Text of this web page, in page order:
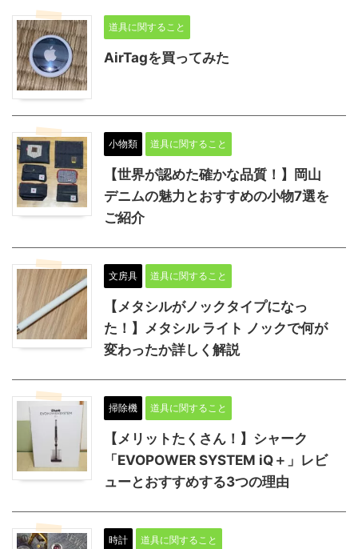
道具に関すること
AirTagを買ってみた
小物類 道具に関すること
【世界が認めた確かな品質！】岡山
デニムの魅力とおすすめの小物7選を
ご紹介
文房具 道具に関すること
【メタシルがノックタイプになっ
た！】メタシル ライト ノックで何が
変わったか詳しく解説
掃除機 道具に関すること
【メリットたくさん！】シャーク
「EVOPOWER SYSTEM iQ＋」レビ
ューとおすすめする3つの理由
時計 道具に関すること